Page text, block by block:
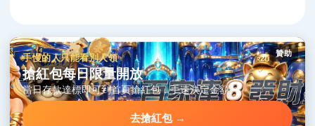
贊助
手慢的人只能看別人領
搶紅包每日限量開放
當日存款達標即可到首頁搶紅包，手速決定金額。
去搶紅包 →